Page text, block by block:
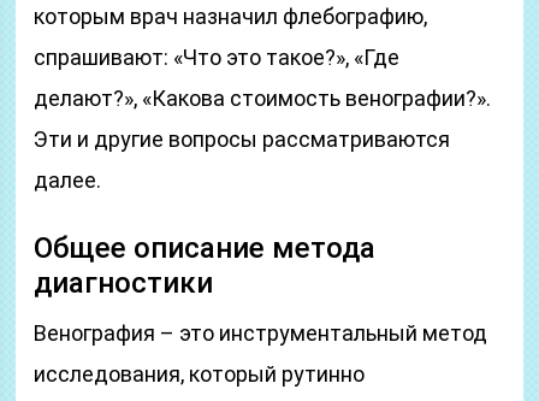
которым врач назначил флебографию,
спрашивают: «Что это такое?», «Где
делают?», «Какова стоимость венографии?».
Эти и другие вопросы рассматриваются
далее.
Общее описание метода
диагностики
Венография – это инструментальный метод
исследования, который рутинно